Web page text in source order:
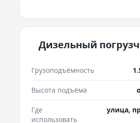
Дизельный
Грузоподъёмность
Высота подъёма
Где
использовать
улица,